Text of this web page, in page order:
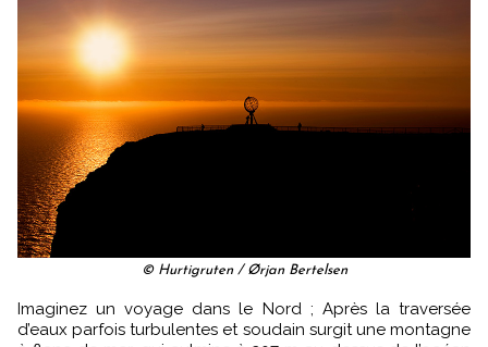
© Hurtigruten / Ørjan Bertelsen
Imaginez un voyage dans le Nord ; Après la traversée
d’eaux parfois turbulentes et soudain surgit une montagne